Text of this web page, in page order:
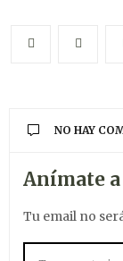
NO HAY
Anímate
Tu email no